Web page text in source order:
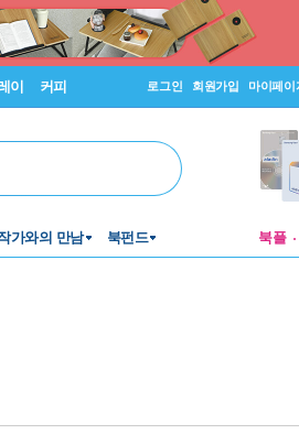
이 커피 로그인 회원가입 마이페이
가와의 만남 북펀드 북플